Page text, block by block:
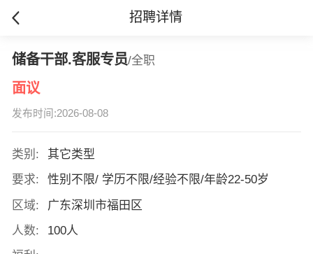
招聘详情
储备干部.客服专员/全职
面议
发布时间:2026-08-08
类别:
其它类型
要求:
性别不限/ 学历不限/经验不限/年龄22-50岁
区域:
广东深圳市福田区
人数:
100人